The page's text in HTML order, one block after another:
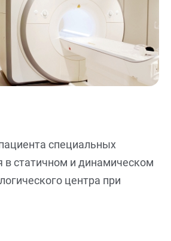
специальных
в статичном и динамическом
центра при